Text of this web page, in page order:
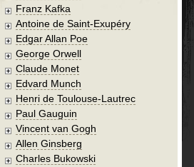
Franz Kafka
Antoine de Saint-Exupéry
Edgar Allan Poe
George Orwell
Claude Monet
Edvard Munch
Henri de Toulouse-Lautrec
Paul Gauguin
Vincent van Gogh
Allen Ginsberg
Charles Bukowski